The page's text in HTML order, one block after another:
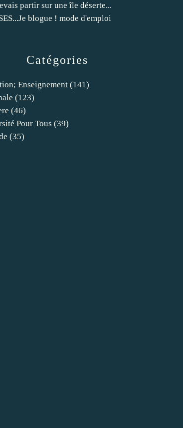
Catégories
Enseignement (141)
(123)
(46)
Pour Tous (39)
(35)
partir sur une île déserte...
blogue ! mode d'emploi